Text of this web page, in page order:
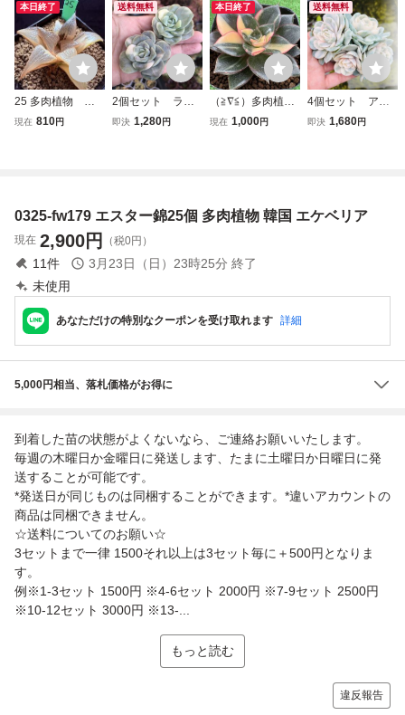
本日終了
25 多肉植物 ハ
オルチア バディ
現在 810円
送料無料
2個セット ラブ
リーローズ錦 エ
即決 1,280円
本日終了
（≧∇≦）多肉植物
エケベリア モノ
現在 1,000円
送料無料
4個セット アン
スノー錦 エケベ
即決 1,680円
0325-fw179 エスター錦25個 多肉植物 韓国 エケベリア
現在 2,900円 （税0円）
11件 3月23日（日）23時25分 終了
未使用
あなただけの特別なクーポンを受け取れます 詳細
5,000円相当、落札価格がお得に
到着した苗の状態がよくないなら、ご連絡お願いいたします。
毎週の木曜日か金曜日に発送します、たまに土曜日か日曜日に発
送することが可能です。
*発送日が同じものは同梱することができます。*違いアカウントの
商品は同梱できません。
☆送料についてのお願い☆
3セットまで一律 1500それ以上は3セット毎に＋500円となりま
す。
例※1-3セット 1500円 ※4-6セット 2000円 ※7-9セット 2500円
※10-12セット 3000円 ※13-...
もっと読む
違反報告